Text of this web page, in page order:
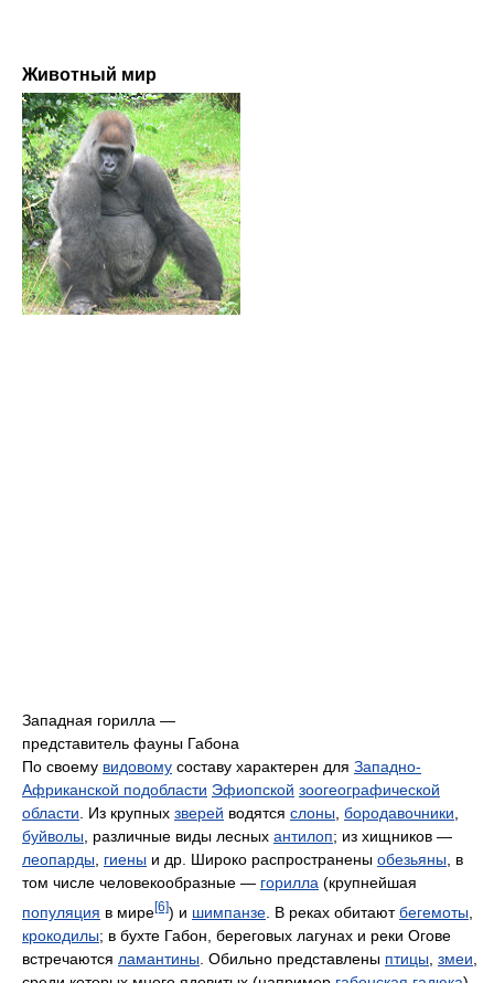
Животный мир
Западная горилла —
представитель фауны Габона
По своему видовому составу характерен для Западно-
Африканской подобласти Эфиопской зоогеографической
области . Из крупных зверей водятся слоны бородавочники
буйволы , различные виды лесных антилоп; из хищников —
леопарды
гиены и др. Широко распространены обезьяны , в
том числе человекообразные — горилла (крупнейшая
популяция в мире[6]) и шимпанзе . В реках обитаютбегемоты
крокодилы; в бухте Габон, береговых лагунах и реки Огове
встречаются ламантины . Обильно представлены птицы змеи